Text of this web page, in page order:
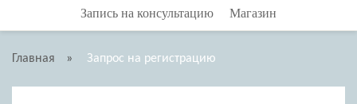
Запись на консультацию Магазин
Главная » Запрос на регистрацию